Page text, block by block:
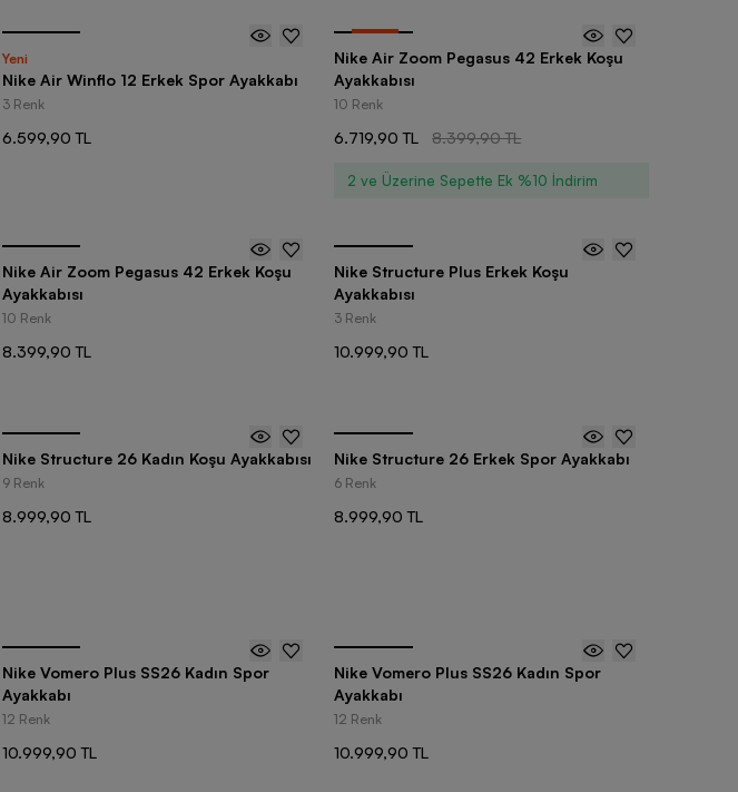
Yeni
Nike Air Winflo 12 Erkek Spor Ayakkabı
3 Renk
6.599,90 TL
Nike Air Zoom Pegasus 42 Erkek Koşu
Ayakkabısı
10 Renk
6.719,90 TL 8.399,90 TL
2 ve Üzerine Sepette Ek %10 İndirim
Nike Air Zoom Pegasus 42 Erkek Koşu
Ayakkabısı
10 Renk
8.399,90 TL
Nike Structure Plus Erkek Koşu
Ayakkabısı
3 Renk
10.999,90 TL
Nike Structure 26 Kadın Koşu Ayakkabısı
9 Renk
8.999,90 TL
Nike Structure 26 Erkek Spor Ayakkabı
6 Renk
8.999,90 TL
Nike Vomero Plus SS26 Kadın Spor
Ayakkabı
12 Renk
10.999,90 TL
Nike Vomero Plus SS26 Kadın Spor
Ayakkabı
12 Renk
10.999,90 TL